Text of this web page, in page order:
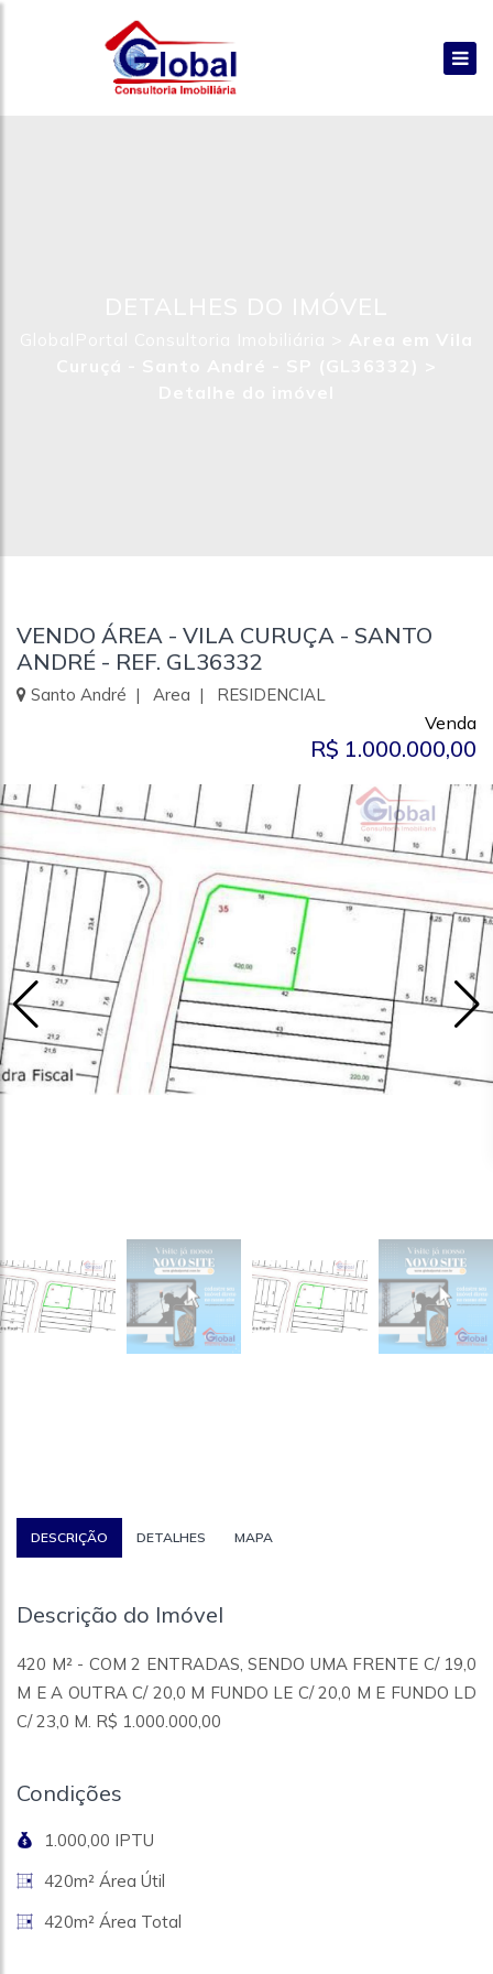
VENDO ÁREA - VILA CURUÇA - SANTO
ANDRÉ - REF. GL36332
Santo André | Area | RESIDENCIAL
Venda
R$ 1.000.000,00
DESCRIÇÃO DETALHES MAPA
Descrição do Imóvel
420 M² - COM 2 ENTRADAS, SENDO UMA FRENTE C/ 19,0
M E A OUTRA C/ 20,0 M FUNDO LE C/ 20,0 M E FUNDO LD
C/ 23,0 M. R$ 1.000.000,00
Condições
1.000,00 IPTU
420m² Área Útil
420m² Área Total